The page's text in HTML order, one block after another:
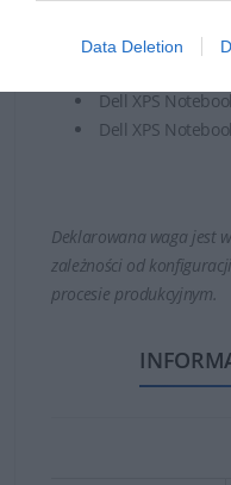
Data Deletion
Dell Precision
Dell XPS
Dell XPS
Deklarowana waga jest
zależności od
procesie produkcyjnym.